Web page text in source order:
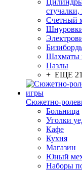
стучалки,
Счетный
Шахматы
Пазлы
+ ЕЩЕ 21
Сюжетно-
Больница
Уголки
Кафе
Кухня
Магазин
Юный
Наборы